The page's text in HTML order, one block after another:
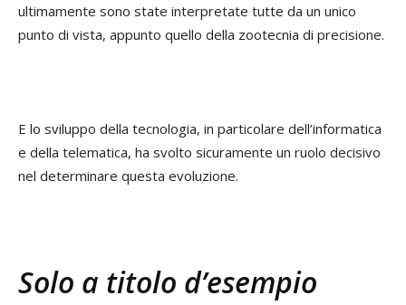
ultimamente sono state interpretate tutte da un unico
punto di vista, appunto quello della zootecnia di precisione.
E lo sviluppo della tecnologia, in particolare dell’informatica
e della telematica, ha svolto sicuramente un ruolo decisivo
nel determinare questa evoluzione.
Solo a titolo d’esempio